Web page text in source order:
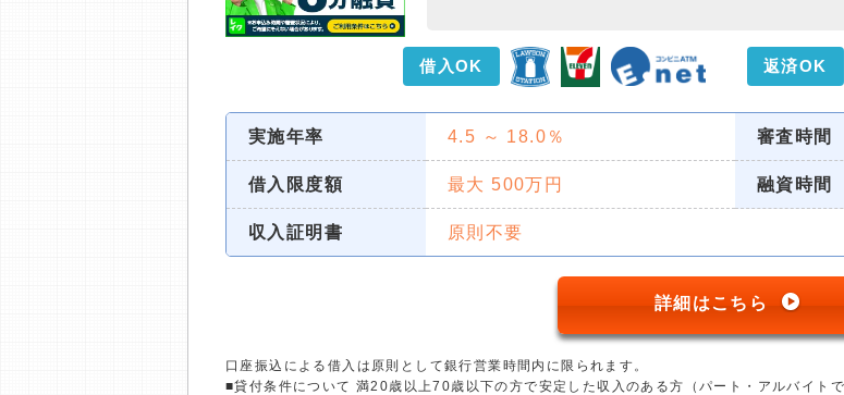
借入OK 返済OK
実施年率 4.5 ～ 18.0％ 審査時間
借入限度額 最大 500万円 融資時間
収入証明書 原則不要
詳細はこちら
口座振込による借入は原則として銀行営業時間内に限られます。
■貸付条件について 満20歳以上70歳以下の方で安定した収入のある方（パート・アルバイト